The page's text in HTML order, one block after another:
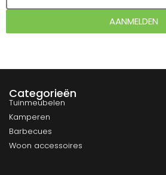
AANMELDEN
Categorieën
Tuinmeubelen
Kamperen
Barbecues
Woon accessoires